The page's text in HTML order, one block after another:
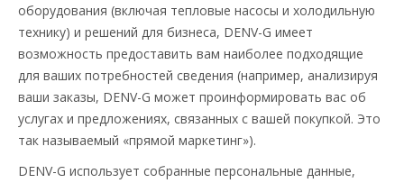
оборудования (включая тепловые насосы и холодильную
технику) и решений для бизнеса, DENV-G имеет
возможность предоставить вам наиболее подходящие
для ваших потребностей сведения (например, анализируя
ваши заказы, DENV-G может проинформировать вас об
услугах и предложениях, связанных с вашей покупкой. Это
так называемый «прямой маркетинг»).
DENV-G использует собранные персональные данные,